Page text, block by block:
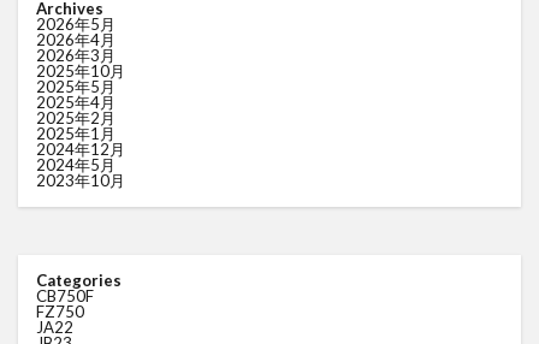
Archives
2026年5月
2026年4月
2026年3月
2025年10月
2025年5月
2025年4月
2025年2月
2025年1月
2024年12月
2024年5月
2023年10月
Categories
CB750F
FZ750
JA22